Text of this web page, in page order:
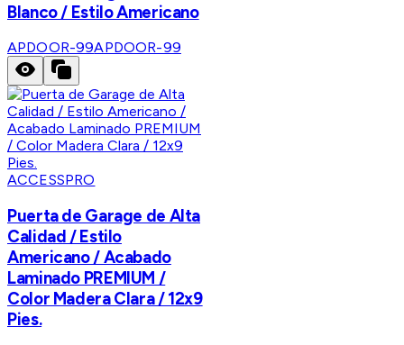
Blanco / Estilo Americano
APDOOR-99APDOOR-99
ACCESSPRO
Puerta de Garage de Alta
Calidad / Estilo
Americano / Acabado
Laminado PREMIUM /
Color Madera Clara / 12x9
Pies.